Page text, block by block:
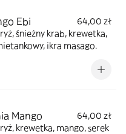
Ebi
64,00 zł
śnieżny krab, krewetka,
ikra masago.
Mango
64,00 zł
krewetka, mango, serek